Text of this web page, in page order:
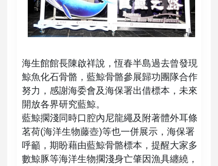
海生館館長陳啟祥說，恆春半島過去曾發現
鯨魚化石骨骼，藍鯨骨骼參展歸功團隊合作
努力，感謝海委會及海保署出借標本，未來
開放各界研究藍鯨。
藍鯨擱淺同時口腔內尼龍繩及附著體外耳條
茗荷(海洋生物藤壺)等也一併展示，海保署
呼籲，期盼藉由藍鯨骨骼標本，提醒大家多
數鯨豚等海洋生物擱淺身亡肇因漁具纏繞，